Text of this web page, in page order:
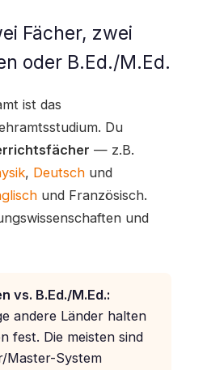
Fächer, zwei
oder B.Ed./M.Ed.
ist das
Du
— z.B.
, Deutsch und
und Französisch.
und
vs. B.Ed./M.Ed.:
andere Länder halten
fest. Die meisten sind
Master-System